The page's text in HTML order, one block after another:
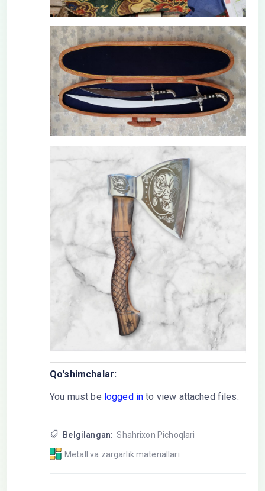
Qo'shimchalar:
You must be logged in to view attached files.
Belgilangan: Shahrixon Pichoqlari
Metall va zargarlik materiallari